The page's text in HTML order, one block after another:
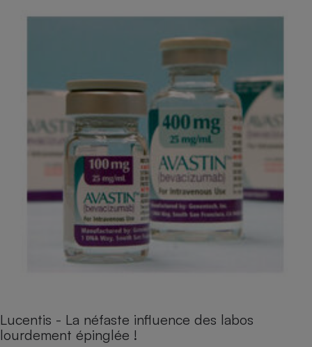
Lucentis - La néfaste influence des labos
lourdement épinglée !